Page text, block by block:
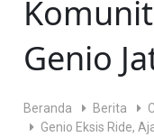
Genio
Beranda Berita
Genio Eksis Ride,